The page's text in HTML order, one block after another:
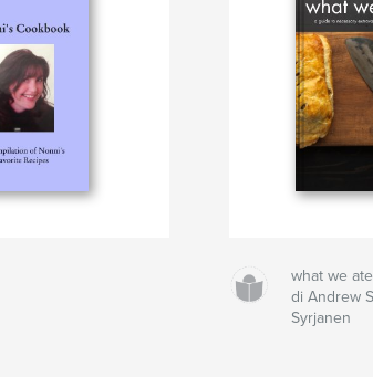
what we ate
di Andrew
Syrjanen